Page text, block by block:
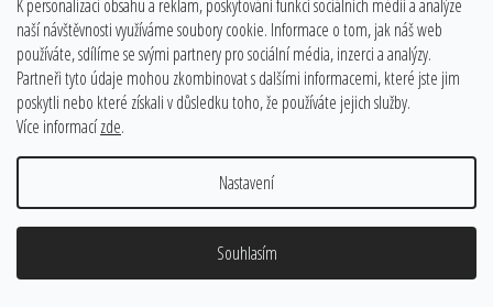
K personalizaci obsahu a reklam, poskytování funkcí sociálních médií a analýze
naší návštěvnosti využíváme soubory cookie. Informace o tom, jak náš web
používáte, sdílíme se svými partnery pro sociální média, inzerci a analýzy.
Partneři tyto údaje mohou zkombinovat s dalšími informacemi, které jste jim
poskytli nebo které získali v důsledku toho, že používáte jejich služby.
Více informacízde.
Nastavení
Souhlasím
Dodává sílu při rekonvalescenci po těžkých operacích, kdy se
vracíme zpět do normálního života.
Dodává chuť do života, povzbuzuje. Obklopujte se jí, čeká-li
vás velká životní změna a vy se bojíte odstartovat. Motivuje
k činu, směřuje k dosažení cíle a úspěchu, posiluje vůli a
dodává výdrž.
Dodává odvahu, potřebujete-li udělat nějakou velkou změnu,
třeba i v osobním životě, a chcete, aby se proces rychle
odstartoval. Povzbuzuje při nechuti do práce a při nechuti učit
se. Motivuje k činnostem, stimuluje, zvyšuje sebevědomí.